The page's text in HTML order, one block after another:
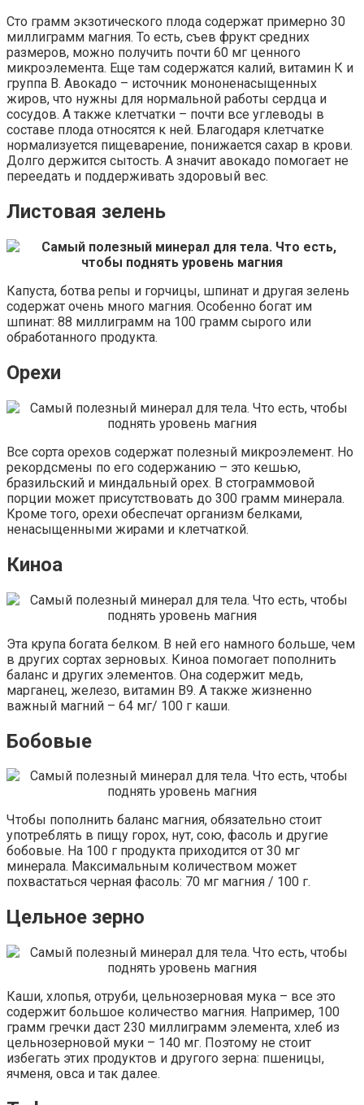
Сто грамм экзотического плода содержат примерно 30
миллиграмм магния. То есть, съев фрукт средних
размеров, можно получить почти 60 мг ценного
микроэлемента. Еще там содержатся калий, витамин К и
группа В. Авокадо – источник мононенасыщенных
жиров, что нужны для нормальной работы сердца и
сосудов. А также клетчатки – почти все углеводы в
составе плода относятся к ней. Благодаря клетчатке
нормализуется пищеварение, понижается сахар в крови.
Долго держится сытость. А значит авокадо помогает не
переедать и поддерживать здоровый вес.
Листовая зелень
Капуста, ботва репы и горчицы, шпинат и другая зелень
содержат очень много магния. Особенно богат им
шпинат: 88 миллиграмм на 100 грамм сырого или
обработанного продукта.
Орехи
Все сорта орехов содержат полезный микроэлемент. Но
рекордсмены по его содержанию – это кешью,
бразильский и миндальный орех. В стограммовой
порции может присутствовать до 300 грамм минерала.
Кроме того, орехи обеспечат организм белками,
ненасыщенными жирами и клетчаткой.
Киноа
Эта крупа богата белком. В ней его намного больше, чем
в других сортах зерновых. Киноа помогает пополнить
баланс и других элементов. Она содержит медь,
марганец, железо, витамин В9. А также жизненно
важный магний – 64 мг/ 100 г каши.
Бобовые
Чтобы пополнить баланс магния, обязательно стоит
употреблять в пищу горох, нут, сою, фасоль и другие
бобовые. На 100 г продукта приходится от 30 мг
минерала. Максимальным количеством может
похвастаться черная фасоль: 70 мг магния / 100 г.
Цельное зерно
Каши, хлопья, отруби, цельнозерновая мука – все это
содержит большое количество магния. Например, 100
грамм гречки даст 230 миллиграмм элемента, хлеб из
цельнозерновой муки – 140 мг. Поэтому не стоит
избегать этих продуктов и другого зерна: пшеницы,
ячменя, овса и так далее.